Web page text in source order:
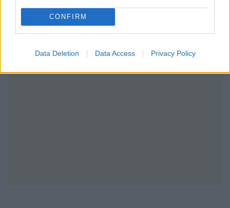
CONFIRM
Data Deletion Data Access Privacy Policy